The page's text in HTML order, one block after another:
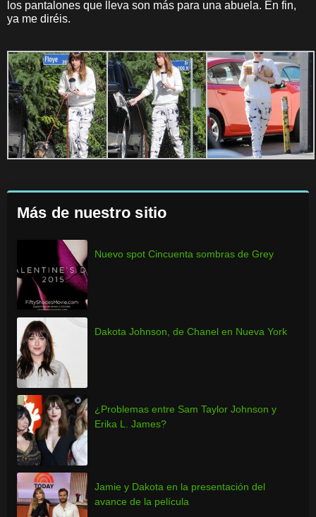
los pantalones que lleva son más para una abuela. En fin,
ya me diréis.
Más de nuestro sitio
Nuevo spot Cincuenta sombras de Grey
Dakota Johnson, de Chanel en Nueva York
¿Problemas entre Sam Taylor Johnson y
Erika L. James?
Jamie y Dakota en la presentación del
avance de la película